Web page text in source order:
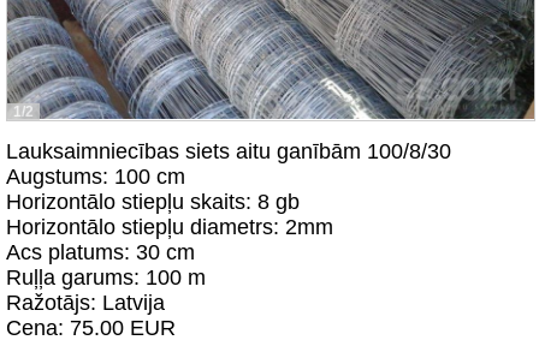
1/2
Lauksaimniecības siets aitu ganībām 100/8/30
Augstums: 100 cm
Horizontālo stiepļu skaits: 8 gb
Horizontālo stiepļu diametrs: 2mm
Acs platums: 30 cm
Ruļļa garums: 100 m
Ražotājs: Latvija
Cena: 75.00 EUR